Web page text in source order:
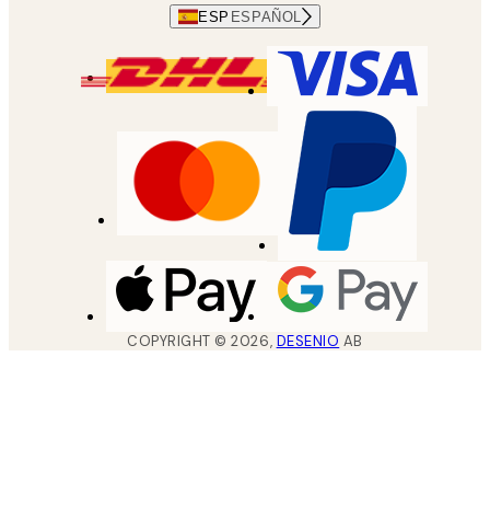
ESP ESPAÑOL
COPYRIGHT ©2026, DESENIO AB